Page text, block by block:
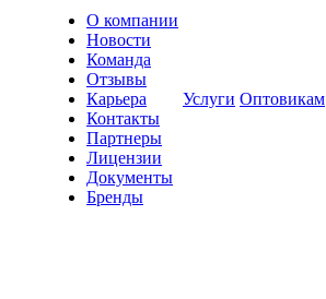
О компании
Новости
Команда
Отзывы
Карьера
Контакты
Партнеры
Лицензии
Документы
Бренды
Услуги Оптовикам